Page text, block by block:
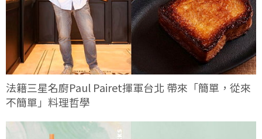
法籍三星名廚Paul Pairet揮軍台北 帶來「簡單，從來
不簡單」料理哲學